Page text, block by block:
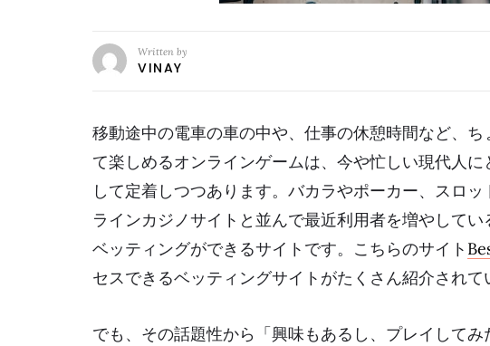
Written by
VINAY
移動途中の電車の車の中や、仕事の休憩時間など、
て楽しめるオンラインゲームは、今や忙しい現代人
して定着しつつあります。バカラやポーカー、スロ
ラインカジノサイトと並んで最近利用者を増やして
ベッティングができるサイトです。こちらのサイト
セスできるベッティングサイトがたくさん紹介されて
でも、その話題性から「興味もあるし、プレイして